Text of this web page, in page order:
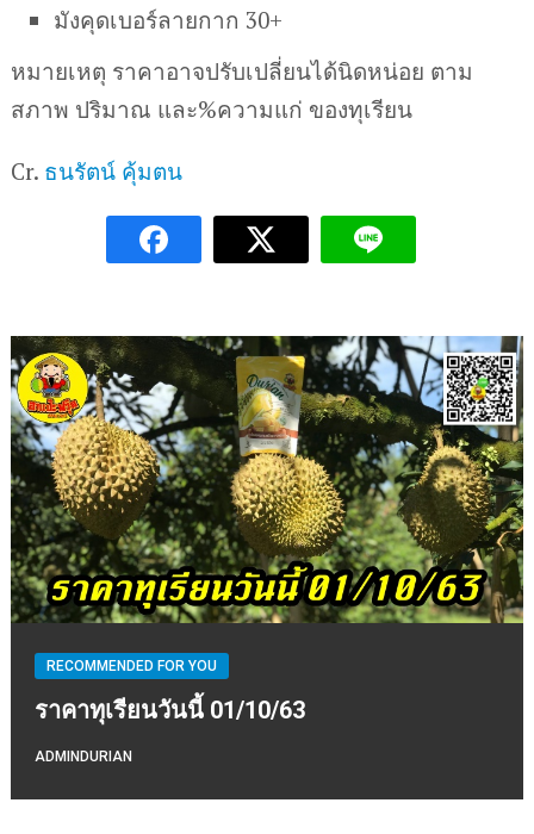
มังคุดเบอร์ลายกาก 30+
หมายเหตุ ราคาอาจปรับเปลี่ยนได้นิดหน่อย ตาม
สภาพ ปริมาณ และ%ความแก่ ของทุเรียน
Cr. ธนรัตน์ คุ้มตน
RECOMMENDED FOR YOU
ราคาทุเรียนวันนี้ 01/10/63
ADMINDURIAN